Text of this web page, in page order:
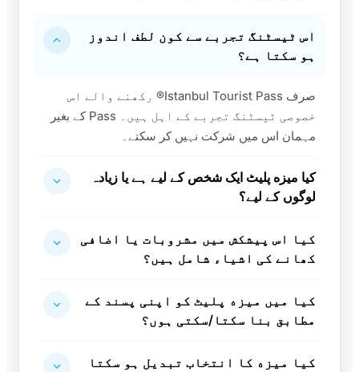
اس ٹیسٹنگ تجربے سے کون لطف اندوز
ہو سکتا ہے؟
صرف Istanbul Tourist Pass® رکھنے والے اس
خصوصی ٹیسٹنگ تجربے کے اہل ہیں۔ Pass کے بغیر
مہمان اس میں شرکت نہیں کر سکتے۔
کیا میزه پلیٹ ایک شخص کے لیے ہے یا زیادہ
لوگوں کے لیے؟
کیا اس پیشکش میں مشروبات یا اضافی
کھانے کی اشیاء شامل ہیں؟
کیا میں میزه پلیٹ کو اپنی پسند کے
مطابق بنا سکتا/سکتی ہوں؟
کیا میزه کا انتخاب تبدیل ہو سکتا